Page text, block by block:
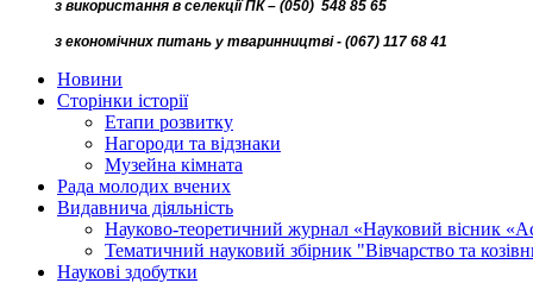
з використання в селекції ПК – (050) 548 85 65
з економічних питань у тваринництві - (067) 117 68 41
Новини
Сторінки історії
Етапи розвитку
Нагороди та відзнаки
Музейна кімната
Рада молодих вчених
Видавнича діяльність
Науково-теоретичний журнал «Науковий вісник
Тематичний науковий збірник "Вівчарство та
Наукові здобутки